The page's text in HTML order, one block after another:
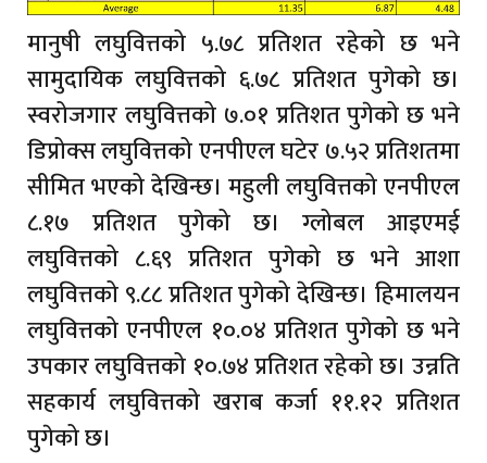
मानुषी लघुवित्तको ५.७८ प्रतिशत रहेको छ भने
सामुदायिक लघुवित्तको ६.७८ प्रतिशत पुगेको छ।
स्वरोजगार लघुवित्तको ७.०१ प्रतिशत पुगेको छ भने
डिप्रोक्स लघुवित्तको एनपीएल घटेर ७.५२ प्रतिशतमा
सीमित भएको देखिन्छ। महुली लघुवित्तको एनपीएल
८.१७ प्रतिशत पुगेको छ। ग्लोबल आइएमई
लघुवित्तको ८.६९ प्रतिशत पुगेको छ भने आशा
लघुवित्तको ९.८८ प्रतिशत पुगेको देखिन्छ। हिमालयन
लघुवित्तको एनपीएल १०.०४ प्रतिशत पुगेको छ भने
उपकार लघुवित्तको १०.७४ प्रतिशत रहेको छ। उन्नति
सहकार्य लघुवित्तको खराब कर्जा ११.१२ प्रतिशत
पुगेको छ।